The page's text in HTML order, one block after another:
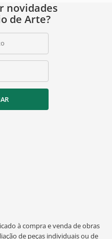
novidades
de Arte?
à compra e venda de obras
de peças individuais ou de